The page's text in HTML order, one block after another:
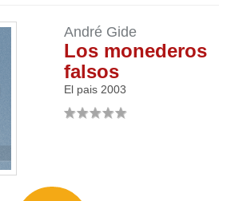
André Gide
Los monederos
falsos
El pais 2003